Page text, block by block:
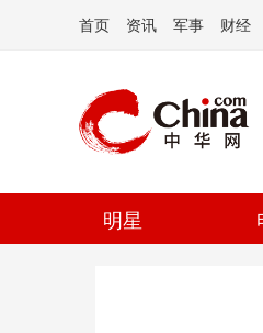
首页 资讯 军事 财经
明星